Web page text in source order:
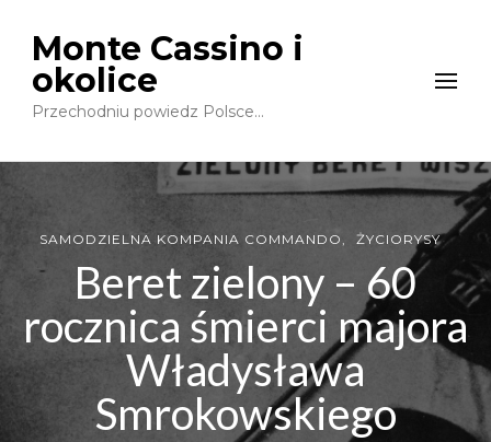
Monte Cassino i
okolice
Przechodniu powiedz Polsce…
SAMODZIELNA KOMPANIA COMMANDO ŻYCIORYSY
Beret zielony – 60
rocznica śmierci majora
Władysława
Smrokowskiego